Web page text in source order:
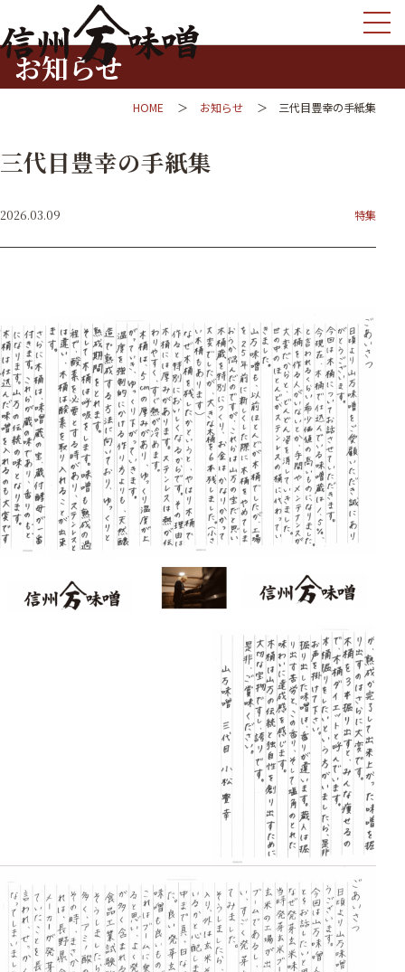
お知らせ
HOME お知らせ 三代目豊幸の手紙集
三代目豊幸の手紙集
2026.03.09 特集